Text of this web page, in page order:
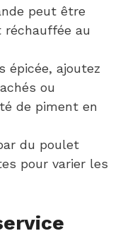
peut être
réchauffée au
épicée, ajoutez
ou
de piment en
du poulet
pour varier les